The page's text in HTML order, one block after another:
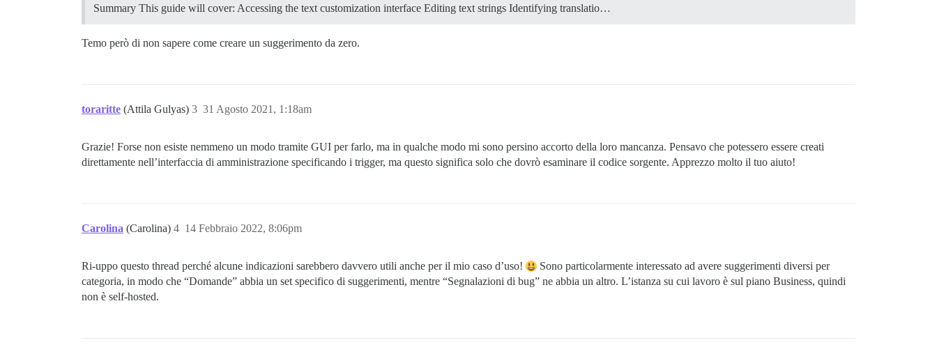
Summary This guide will cover: Accessing the text customization interface Editing text strings Identifying translatio…
Temo però di non sapere come creare un suggerimento da zero.
toraritte (Attila Gulyas) 31 Agosto 2021, 1:18am
3
Grazie! Forse non esiste nemmeno un modo tramite GUI per farlo, ma in qualche modo mi sono persino accorto della loro mancanza. Pensavo che potessero essere creati
direttamente nell’interfaccia di amministrazione specificando i trigger, ma questo significa solo che dovrò esaminare il codice sorgente. Apprezzo molto il tuo aiuto!
Carolina (Carolina) 14 Febbraio 2022, 8:06pm
4
Ri-uppo questo thread perché alcune indicazioni sarebbero davvero utili anche per il mio caso d’uso!
Sono particolarmente interessato ad avere suggerimenti diversi per
categoria, in modo che “Domande” abbia un set specifico di suggerimenti, mentre “Segnalazioni di bug” ne abbia un altro. L’istanza su cui lavoro è sul piano Business, quindi
non è self-hosted.